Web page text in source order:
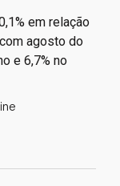
em relação
agosto do
e 6,7% no